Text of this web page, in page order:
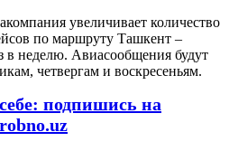
увеличивает количество
по маршруту Ташкент –
неделю. Авиасообщения будут
четвергам и воскресеньям.
подпишись на